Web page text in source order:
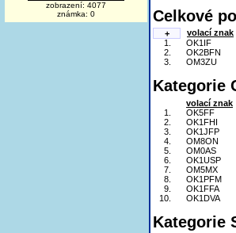
zobrazení: 4077
známka: 0
Celkové
+ volací znak
1.
OK1IF
2.
OK2BFN
3.
OM3ZU
Kategorie
volací znak
1.
OK5FF
2.
OK1FHI
3.
OK1JFP
4.
OM8ON
5.
OM0AS
6.
OK1USP
7.
OM5MX
8.
OK1PFM
9.
OK1FFA
10.
OK1DVA
Kategorie